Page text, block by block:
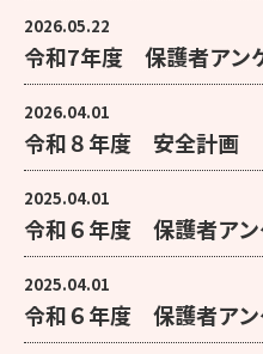
2026.05.22
令和7年度 保護者アン
2026.04.01
令和８年度 安全計画
2025.04.01
令和６年度 保護者ア
2025.04.01
令和６年度 保護者ア